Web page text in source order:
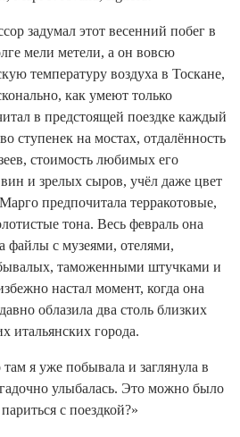
задумал этот весенний побег в
мели метели, а он вовсю
температуру воздуха в Тоскане,
как умеют только
в предстоящей поездке каждый
ступенек на мостах, отдалённость
стоимость любимых его
и зрелых сыров, учёл даже цвет
предпочитала терракотовые,
тона. Весь февраль она
файлы с музеями, отелями,
таможенными штучками и
настал момент, ко­гда она
облазила два столь близких
итальянских города.
я уже побывала и заглянула в
улыбалась. Это можно было
с поездкой?»